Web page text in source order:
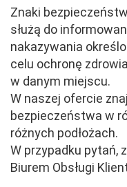
Znaki
służą do
nakazywania
celu ochronę
w danym miejscu.
W naszej ofercie
bezpieczeństwa w
różnych podłożach.
W przypadku pytań,
Biurem Obsługi